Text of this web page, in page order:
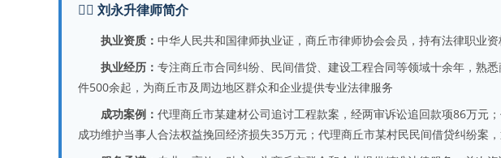
👨‍⚖️ 刘永升律师简介
执业资质： 中华人民共和国律师执业证，商丘市律师协会会员，持有法律职业
执业经历： 专注商丘市合同纠纷、民间借贷、建设工程合同等领域十余年，熟
件500余起，为商丘市及周边地区群众和企业提供专业法律服务
成功案例： 代理商丘市某建材公司追讨工程款案，经两审诉讼追回款项86万元
成功维护当事人合法权益挽回经济损失35万元；代理商丘市某村民民间借贷纠纷案